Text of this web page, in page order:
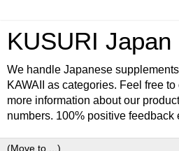
KUSURI Japan
We handle Japanese
KAWAII as categories. Feel free
more information about our
numbers. 100% positive feedback